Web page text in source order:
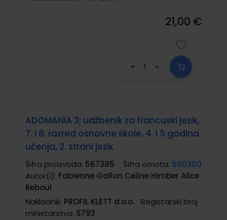
21,00 €
ADOMANIA 3; udžbenik za francuski jezik,
7. i 8. razred osnovne škole, 4. i 5 godina
učenja, 2. strani jezik
Šifra proizvoda: 567385 Šifra omota: 500300
Autor(i): Fabienne Gallon Celine Himber Alice
Reboul
Nakladnik: PROFIL KLETT d.o.o.
Registarski broj
ministarstva: 6793